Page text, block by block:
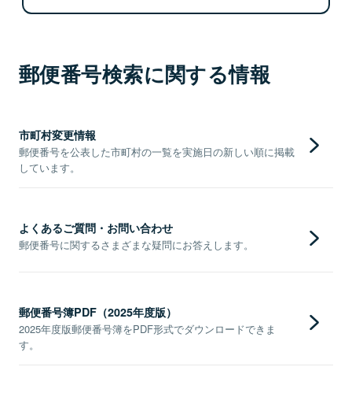
郵便番号検索に関する情報
市町村変更情報
郵便番号を公表した市町村の一覧を実施日の新しい順に掲載
しています。
よくあるご質問・お問い合わせ
郵便番号に関するさまざまな疑問にお答えします。
郵便番号簿PDF（2025年度版）
2025年度版郵便番号簿をPDF形式でダウンロードできま
す。